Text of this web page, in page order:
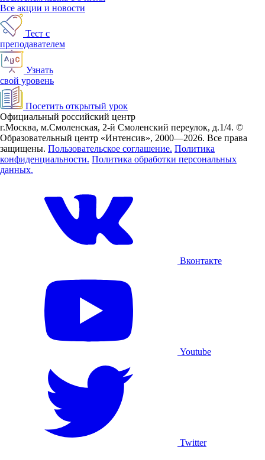
Все акции и новости
Тест с
преподавателем
Узнать
свой уровень
Посетить открытый урок
Официальный российский центр
г.Москва, м.Смоленская, 2-й Смоленский переулок, д.1/4. ©
Образовательный центр «Интенсив», 2000—2026. Все права
защищены. Пользовательское соглашение. Политика
конфиденциальности. Политика обработки персональных
данных.
Вконтакте
Youtube
Twitter